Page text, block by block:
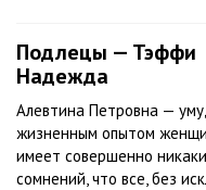
Подлецы — Тэффи
Надежда
Алевтина Петровна —
жизненным опытом
имеет совершенно
сомнений, что все, без